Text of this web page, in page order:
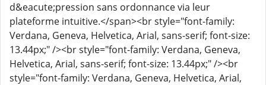
d&eacute;pression sans ordonnance via leur
plateforme intuitive.</span><br style="font-family:
Verdana, Geneva, Helvetica, Arial, sans-serif; font-size:
13.44px;" /><br style="font-family: Verdana, Geneva,
Helvetica, Arial, sans-serif; font-size: 13.44px;" /><br
style="font-family: Verdana, Geneva, Helvetica, Arial,